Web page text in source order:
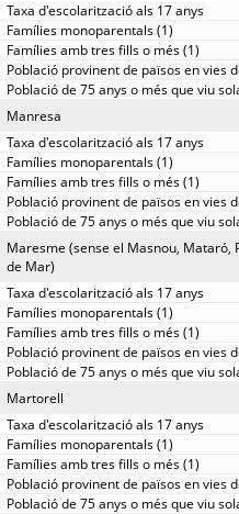
Manresa
Maresme (sense el Masnou, Mataró,
de Mar)
Martorell